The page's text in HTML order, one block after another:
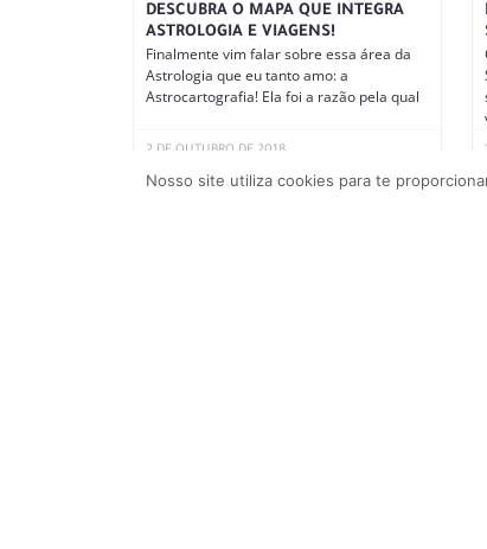
DESCUBRA O MAPA QUE INTEGRA
ASTROLOGIA E VIAGENS!
Finalmente vim falar sobre essa área da
Astrologia que eu tanto amo: a
Astrocartografia! Ela foi a razão pela qual
2 DE OUTUBRO DE 2018
Nosso site utiliza cookies para te